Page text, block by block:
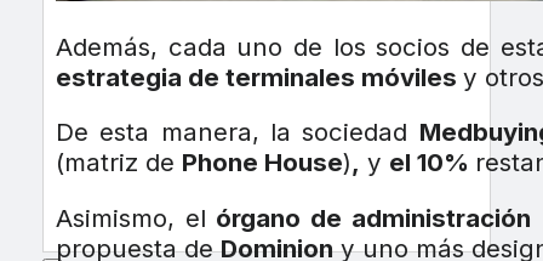
Además, cada uno de los socios de
estrategia de terminales móviles y
De esta manera, la sociedad
(matriz de Phone House), y el 10%
Asimismo, el órgano de administración
propuesta deDominiony uno más